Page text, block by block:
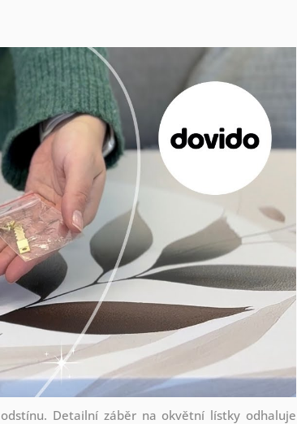
Detailní záběr na okvětní lístky odhaluje